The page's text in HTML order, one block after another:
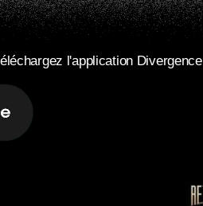
l'application Divergence